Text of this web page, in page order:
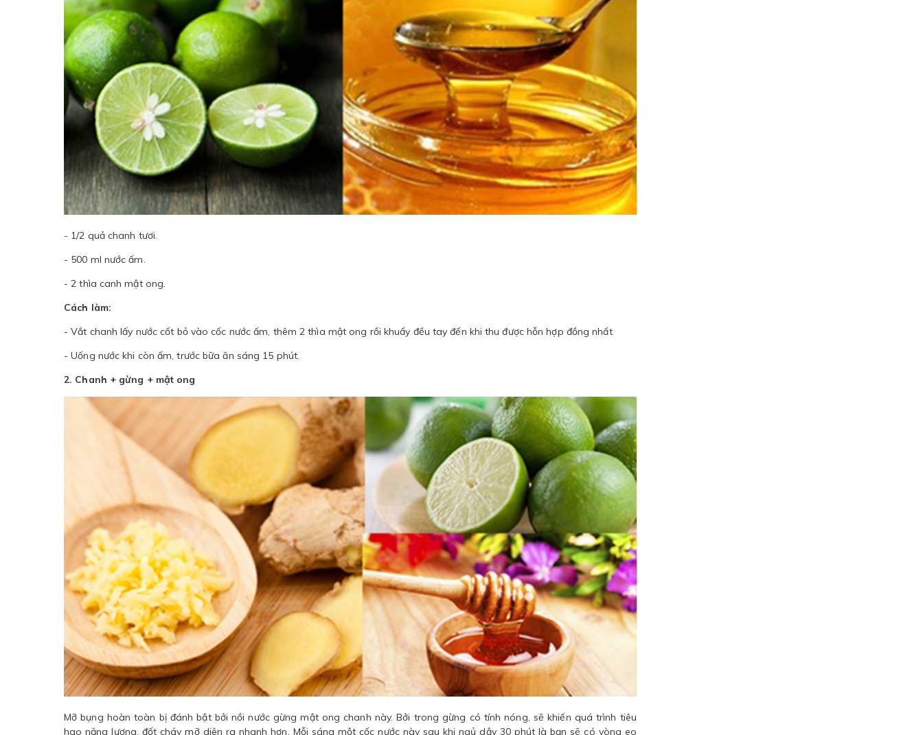
- 1/2 quả chanh tươi.
- 500 ml nước ấm.
- 2 thìa canh mật ong.
Cách làm:
- Vắt chanh lấy nước cốt bỏ vào cốc nước ấm, thêm 2 thìa mật ong rồi khuấy đều tay đến khi thu được hỗn hợp đồng nhất
- Uống nước khi còn ấm, trước bữa ăn sáng 15 phút.
2. Chanh + gừng + mật ong
Mỡ bụng hoàn toàn bị đánh bật bởi nồi nước gừng mật ong chanh này. Bởi trong gừng có tính nóng, sẽ khiến quá trình tiêu
hao năng lượng, đốt cháy mỡ diên ra nhanh hơn. Mỗi sáng một cốc nước này sau khi ngủ dậy 30 phút là bạn sẽ có vòng eo